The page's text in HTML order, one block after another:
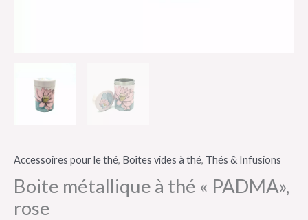
Accessoires pour le thé, Boîtes vides à thé, Thés & Infusions
Boite métallique à thé « PADMA»,
rose